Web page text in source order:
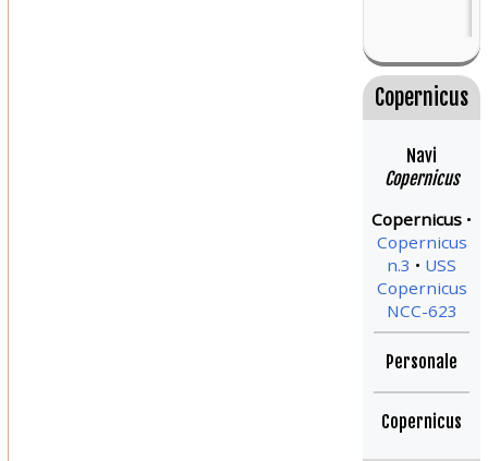
Copernicus
Navi
Copernicus
Copernicus
Copernicus
n.3
USS
Copernicus
NCC-623
Personale
Copernicus